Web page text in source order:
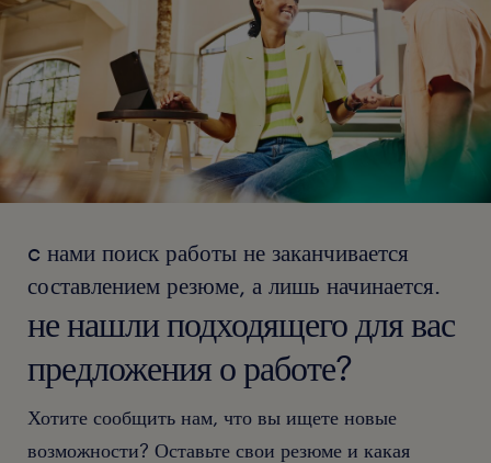
c нами поиск работы не заканчивается
составлением резюме, а лишь начинается.
не нашли подходящего для вас
предложения о работе?
Хотите сообщить нам, что вы ищете новые
возможности? Оставьте свои резюме и какая